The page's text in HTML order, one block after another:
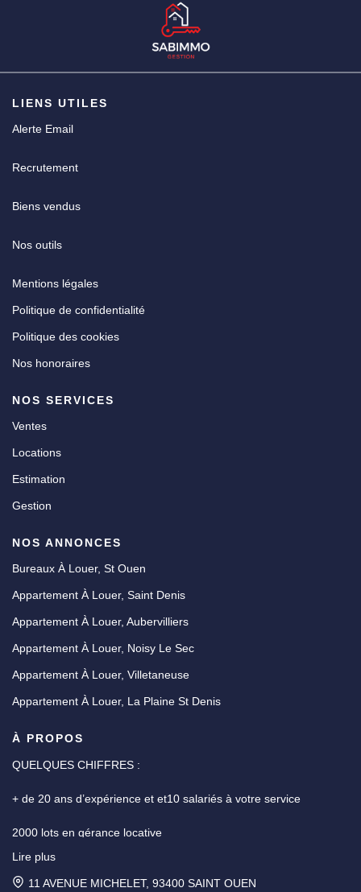
LIENS UTILES
Alerte Email
Recrutement
Biens vendus
Nos outils
Mentions légales
Politique de confidentialité
Politique des cookies
Nos honoraires
NOS SERVICES
Ventes
Locations
Estimation
Gestion
NOS ANNONCES
Bureaux À Louer, St Ouen
Appartement À Louer, Saint Denis
Appartement À Louer, Aubervilliers
Appartement À Louer, Noisy Le Sec
Appartement À Louer, Villetaneuse
Appartement À Louer, La Plaine St Denis
À PROPOS
QUELQUES CHIFFRES :
+ de 20 ans d’expérience et et10 salariés à votre service
2000 lots en gérance locative
Une garantie des fonds détenus de 7,3 M€ pour la gestion
immobilière et 110 000 euros pour la transaction
Lire plus
11 AVENUE MICHELET, 93400 SAINT OUEN